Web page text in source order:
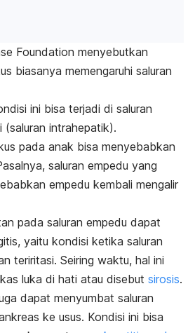
Foundation menyebutkan
biasanya memengaruhi saluran
ini bisa terjadi di saluran
intrahepatik).
pada anak bisa menyebabkan
saluran empedu yang
empedu kembali mengalir
pada saluran empedu dapat
yaitu kondisi ketika saluran
teriritasi. Seiring waktu, hal ini
luka di hati atau disebut sirosis.
dapat menyumbat saluran
ke usus. Kondisi ini bisa